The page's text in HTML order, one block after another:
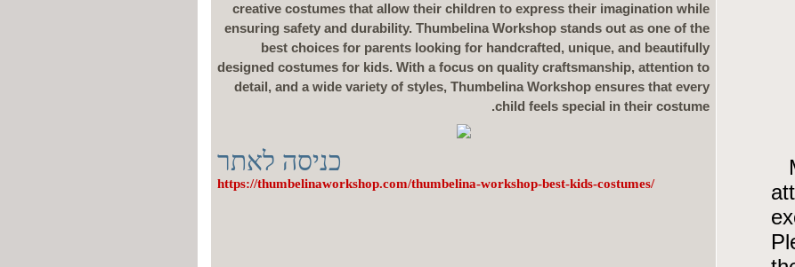
creative costumes that allow their children to express their imagination while
ensuring safety and durability. Thumbelina Workshop stands out as one of the
best choices for parents looking for handcrafted, unique, and beautifully
designed costumes for kids. With a focus on quality craftsmanship, attention to
detail, and a wide variety of styles, Thumbelina Workshop ensures that every
child feels special in their costume.
כניסה לאתר
https://thumbelinaworkshop.com/thumbelina-workshop-best-kids-costumes/